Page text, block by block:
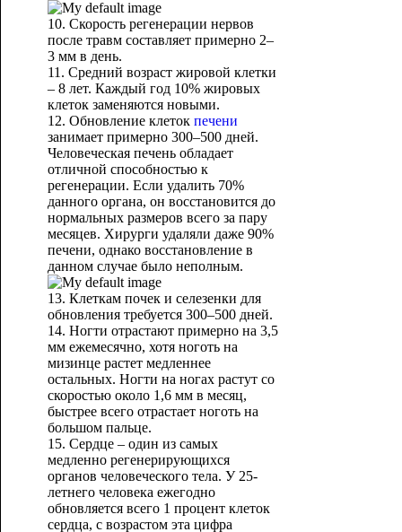
10. Скорость регенерации нервов
после травм составляет примерно 2–
3 мм в день.
11. Средний возраст жировой клетки
– 8 лет. Каждый год 10% жировых
клеток заменяются новыми.
12. Обновление клеток печени
занимает примерно 300–500 дней.
Человеческая печень обладает
отличной способностью к
регенерации. Если удалить 70%
данного органа, он восстановится до
нормальных размеров всего за пару
месяцев. Хирурги удаляли даже 90%
печени, однако восстановление в
данном случае было неполным.
13. Клеткам почек и селезенки для
обновления требуется 300–500 дней.
14. Ногти отрастают примерно на 3,5
мм ежемесячно, хотя ноготь на
мизинце растет медленнее
остальных. Ногти на ногах растут со
скоростью около 1,6 мм в месяц,
быстрее всего отрастает ноготь на
большом пальце.
15. Сердце – один из самых
медленно регенерирующихся
органов человеческого тела. У 25-
летнего человека ежегодно
обновляется всего 1 процент клеток
сердца, с возрастом эта цифра